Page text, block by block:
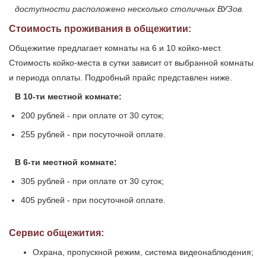
доступности расположено несколько столичных ВУЗов.
Стоимость проживания в общежитии:
Общежитие предлагает комнаты на 6 и 10 койко-мест.
Стоимость койко-места в сутки зависит от выбранной комнаты
и периода оплаты. Подробный прайс представлен ниже.
В 10-ти местной комнате:
200 рублей - при оплате от 30 суток;
255 рублей - при посуточной оплате.
В 6-ти местной комнате:
305 рублей - при оплате от 30 суток;
405 рублей - при посуточной оплате.
Сервис общежития:
Охрана, пропускной режим, система видеонаблюдения;